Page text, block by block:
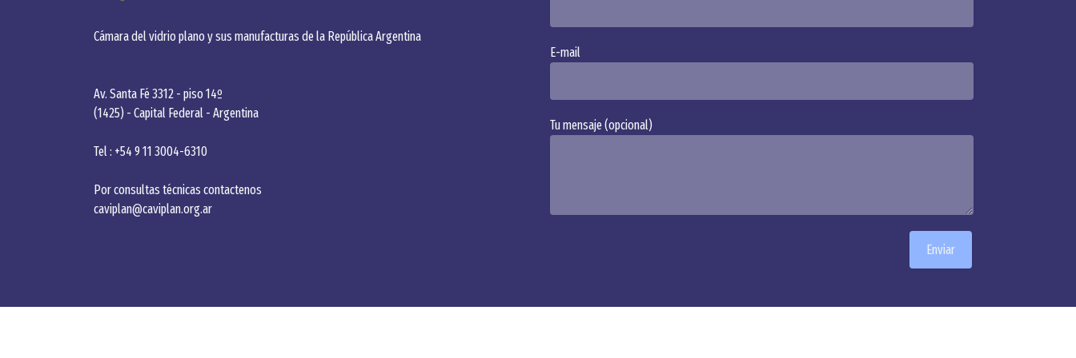
Cámara del vidrio plano y sus manufacturas de la República Argentina
Av. Santa Fé 3312 - piso 14º
(1425) - Capital Federal - Argentina
Tel : +54 9 11 3004-6310
Por consultas técnicas contactenos
caviplan@caviplan.org.ar
E-mail
Tu mensaje (opcional)